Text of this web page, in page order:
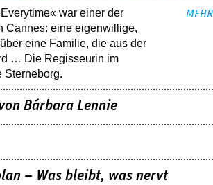
war einer der
Cannes: eine eigenwillige,
eine ­Familie, die aus der
… Die Regisseurin im
Sterneborg.
MEHR
Bárbara Lennie
– Was bleibt, was nervt